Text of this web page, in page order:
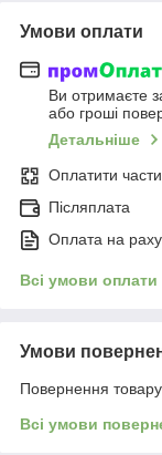
Умови оплати
Ви отримаєте
або гроші
Детальніше
Оплатити
Післяплата
Оплата на
Всі умови оплати
Умови
Повернення
Всі умови